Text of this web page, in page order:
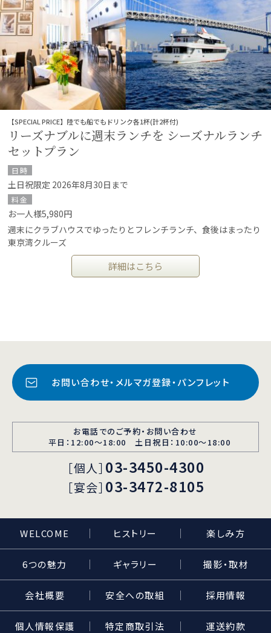
【SPECIAL PRICE】陸でも船でもドリンク各1杯(計2杯付)
リーズナブルに週末ランチを シーズナルランチ
セットプラン
日時
土日祝限定 2026年8月30日まで
料金
お一人様5,980円
週末にクラブハウスでゆったりとフレンチランチ、食後はまったり
東京湾クルーズ
詳細はこちら
お問い合わせ・メルマガ登録・パンフレット
お電話でのご予約・お問い合わせ
平日：12:00〜18:00 土日祝日：10:00～18:00
［個人］ 03-3450-4300
［宴会］ 03-3472-8105
WELCOME ヒストリー 楽しみ方
6つの魅力 ギャラリー 撮影・取材
会社概要 安全への取組 採用情報
個人情報保護 特定商取引法 運送約款